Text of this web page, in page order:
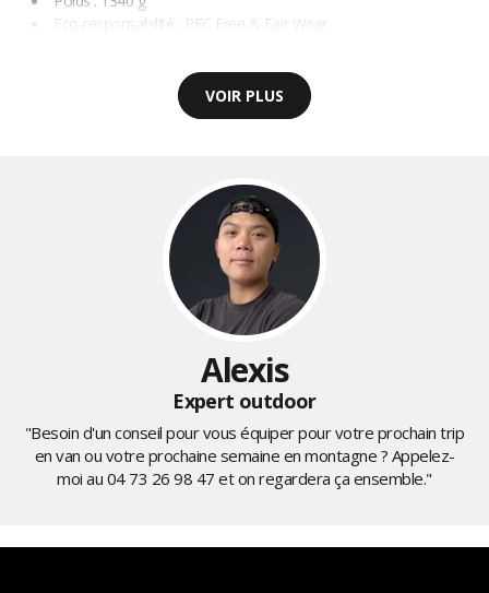
Eco-responsabilité : PFC Free & Fair Wear
VOIR PLUS
Alexis
Expert outdoor
"Besoin d'un conseil pour vous équiper pour votre prochain trip
en van ou votre prochaine semaine en montagne ? Appelez-
moi au 04 73 26 98 47 et on regardera ça ensemble."